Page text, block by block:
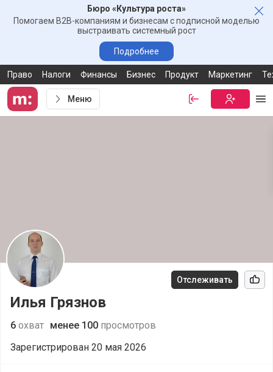
Бюро «Культура роста»
Помогаем B2B-компаниям и бизнесам с подписной моделью
выстраивать системный рост
Подробнее
Право Налоги Финансы Бизнес Продукт Маркетинг
Меню Войти
Отслеживать
Илья Грязнов
6 охват менее 100 просмотров
Зарегистрирован 20 мая 2026